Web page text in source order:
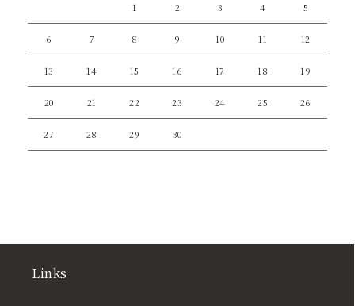
1 2 3 4 5
6 7 8 9 10 11 12
13 14 15 16 17 18 19
20 21 22 23 24 25 26
27 28 29 30
Links